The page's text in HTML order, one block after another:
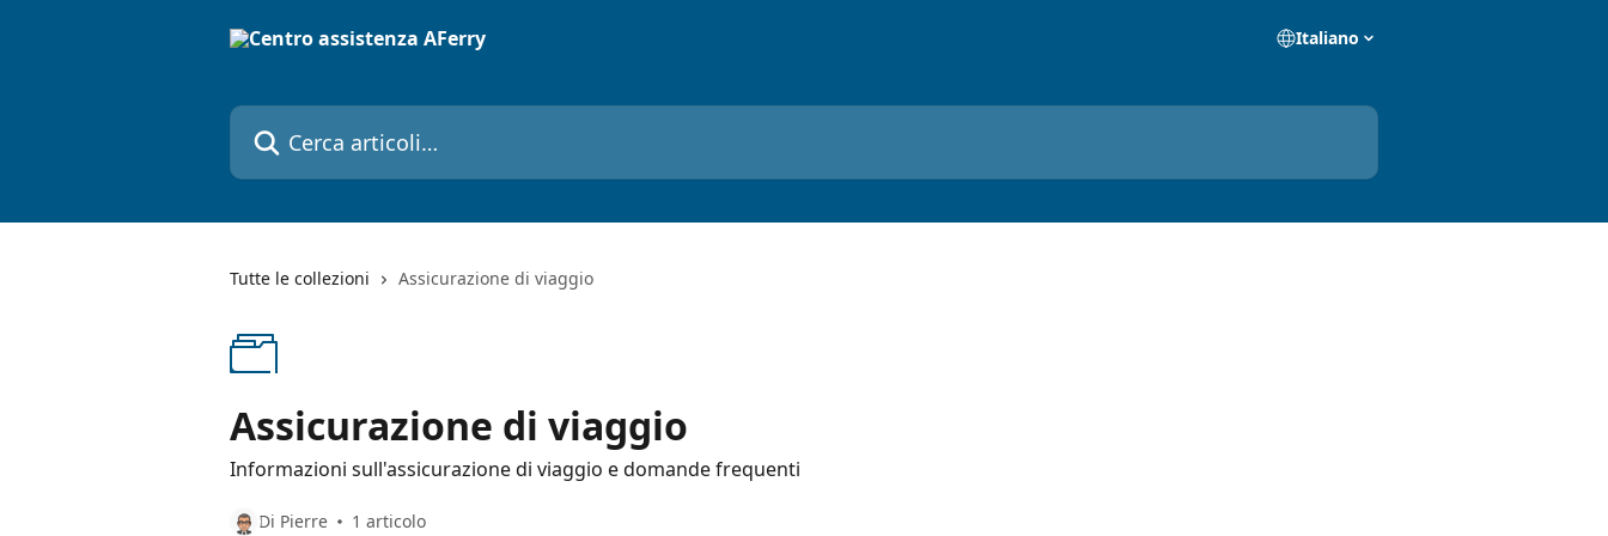
Italiano
Cerca articoli…
Tutte le collezioni Assicurazione di viaggio
Assicurazione di viaggio
Informazioni sull'assicurazione di viaggio e domande frequenti
Di Pierre 1 articolo